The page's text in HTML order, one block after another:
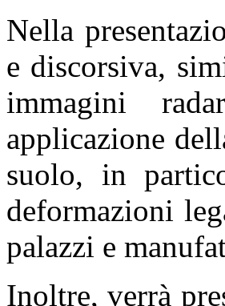
Nella
e discorsiva,
immagini
applicazione
suolo, in
deformazioni
palazzi e
Inoltre, verrà